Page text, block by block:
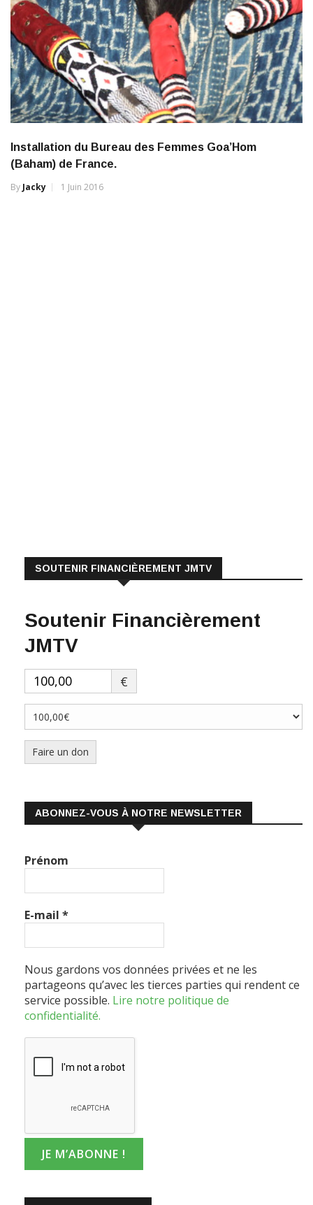
Installation du Bureau des Femmes Goa’Hom
(Baham) de France.
By Jacky 1 Juin 2016
SOUTENIR FINANCIÈREMENT JMTV
Soutenir Financièrement
JMTV
€
Faire un don
ABONNEZ-VOUS À NOTRE NEWSLETTER
Prénom
E-mail *
Nous gardons vos données privées et ne les
partageons qu’avec les tierces parties qui rendent ce
service possible. Lire notre politique de
confidentialité.